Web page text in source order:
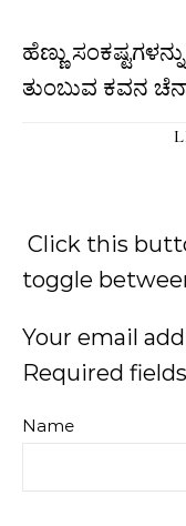
ಹೆಣ್ಣು
ತುಂಬುವ ಕವನ
Click this
toggle
Your email
Required
Name